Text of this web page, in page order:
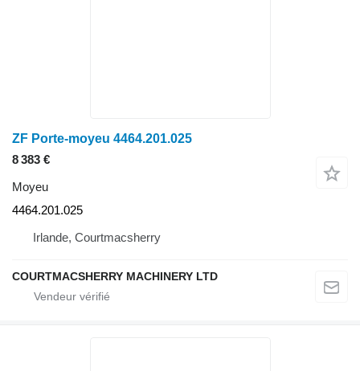
ZF Porte-moyeu 4464.201.025
8 383 €
Moyeu
4464.201.025
Irlande, Courtmacsherry
COURTMACSHERRY MACHINERY LTD